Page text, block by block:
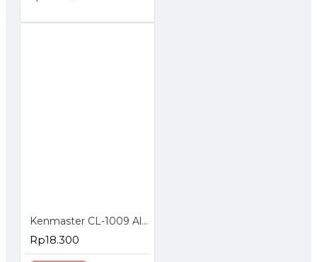
Kenmaster CL-1009 Alat Tambal Ban Tubeless CL1009
Rp18.300